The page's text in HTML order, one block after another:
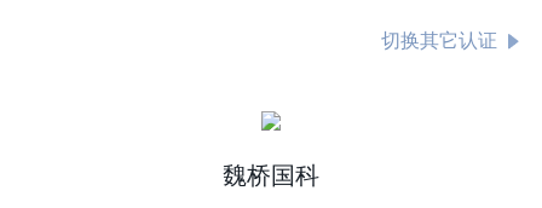
切换其它认证
魏桥国科